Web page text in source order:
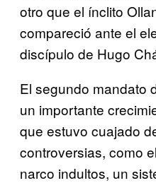
otro que el ínclito
compareció ante el
discípulo de Hugo
El segundo mandato
un importante
que estuvo cuajado
controversias, como
narco indultos, un